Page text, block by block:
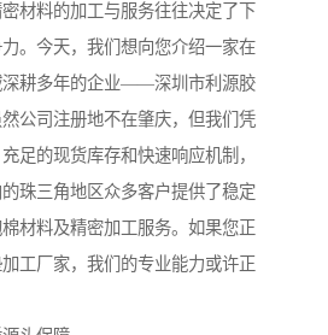
材料的加工与服务往往决定了下
。今天，我们想向您介绍一家在
深耕多年的企业——深圳市利源胶
公司注册地不在肇庆，但我们凭
足的现货库存和快速响应机制，
珠三角地区众多客户提供了稳定
材料及精密加工服务。如果您正
工厂家，我们的专业能力或许正